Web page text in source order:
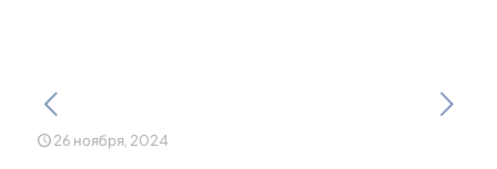
26 ноября, 2024